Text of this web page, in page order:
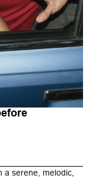
a serene, melodic,